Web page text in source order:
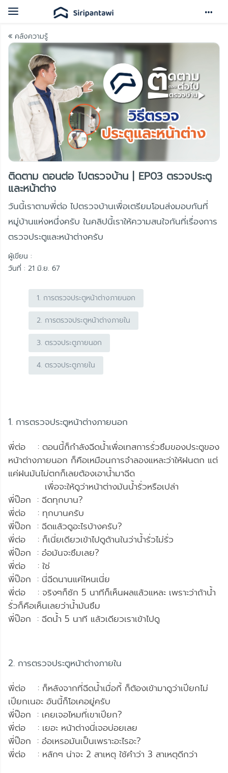
Toggle
คลังความรู้
ติดตาม ตอนต่อ ไปตรวจบ้าน | EP03 ตรวจประตู
และหน้าต่าง
วันนี้เราตามพี่ต่อ ไปตรวจบ้านเพื่อเตรียมโอนส่งมอบกันที่
หมู่บ้านแห่งหนึ่งครับ ในคลิปนี้เราให้ความสนใจกันที่เรื่องการ
ตรวจประตูและหน้าต่างครับ
ผู้เขียน :
วันที่ : 21 มิ.ย. 67
1. การตรวจประตูหน้าต่างภายนอก
2. การตรวจประตูหน้าต่างภายใน
3. ตรวจประตูภายนอก
4. ตรวจประตูภายใน
1. การตรวจประตูหน้าต่างภายนอก
พี่ต่อ : ตอนนี้ก็กำลังฉีดน้ำเพื่อเทสการรั่วซึมของประตูของ
หน้าต่างภายนอก ก็คือเหมือนการจำลองแหละว่าให้ฝนตก แต่
แค่ฝนมันไม่ตกก็เลยต้องเอาน้ำมาฉีด
เพื่อจะให้ดูว่าหน้าต่างมันน้ำรั่วหรือเปล่า
พี่ป๊อก : ฉีดทุกบาน?
พี่ต่อ : ทุกบานครับ
พี่ป๊อก : ฉีดแล้วดูอะไรบ้างครับ?
พี่ต่อ : ก็เนี่ยเดียวเข้าไปดูด้านในว่าน้ำรั่วไม่รั่ว
พี่ป๊อก : อ๋อมันจะซึมเลย?
พี่ต่อ : ใช่
พี่ป๊อก : นี่ฉีดนานแค่ไหนเนี่ย
พี่ต่อ : จริงๆก็ซัก 5 นาทีก็เห็นผลแล้วแหละ เพราะว่าถ้าน้ำ
รั่วก็คือเห็นเลยว่าน้ำมันซึม
พี่ป๊อก : ฉีดน้ำ 5 นาที แล้วเดียวเราเข้าไปดู
2. การตรวจประตูหน้าต่างภายใน
พี่ต่อ : ก็หลังจากที่ฉีดน้ำเมื่อกี้ ก็ต้องเข้ามาดูว่าเปียกไม่
เปียกเนอะ อันนี้ก็โอเคอยู่ครับ
พี่ป๊อก : เคยเจอไหมที่เขาเปียก?
พี่ต่อ : เยอะ หน้าต่างนี่เจอบ่อยเลย
พี่ป๊อก : อ๋อเหรอมันเป็นเพราะอะไรอะ?
พี่ต่อ : หลักๆ น่าจะ 2 สาเหตุ ใช้คำว่า 3 สาเหตุดีกว่า